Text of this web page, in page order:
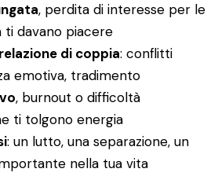
, perdita di interesse per le
davano piacere
di coppia: conflitti
emotiva, tradimento
, burnout o difficoltà
ti tolgono energia
: un lutto, una separazione, un
nella tua vita